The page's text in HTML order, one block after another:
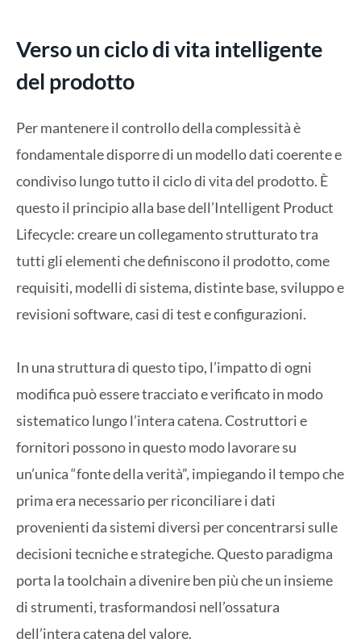
Verso un ciclo di vita intelligente
del prodotto
Per mantenere il controllo della complessità è
fondamentale disporre di un modello dati coerente e
condiviso lungo tutto il ciclo di vita del prodotto. È
questo il principio alla base dell’Intelligent Product
Lifecycle: creare un collegamento strutturato tra
tutti gli elementi che definiscono il prodotto, come
requisiti, modelli di sistema, distinte base, sviluppo e
revisioni software, casi di test e configurazioni.
In una struttura di questo tipo, l’impatto di ogni
modifica può essere tracciato e verificato in modo
sistematico lungo l’intera catena. Costruttori e
fornitori possono in questo modo lavorare su
un’unica “fonte della verità”, impiegando il tempo che
prima era necessario per riconciliare i dati
provenienti da sistemi diversi per concentrarsi sulle
decisioni tecniche e strategiche. Questo paradigma
porta la toolchain a divenire ben più che un insieme
di strumenti, trasformandosi nell’ossatura
dell’intera catena del valore.